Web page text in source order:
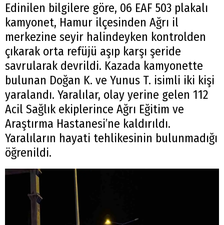
Edinilen bilgilere göre, 06 EAF 503 plakalı
kamyonet, Hamur ilçesinden Ağrı il
merkezine seyir halindeyken kontrolden
çıkarak orta refüjü aşıp karşı şeride
savrularak devrildi. Kazada kamyonette
bulunan Doğan K. ve Yunus T. isimli iki kişi
yaralandı. Yaralılar, olay yerine gelen 112
Acil Sağlık ekiplerince Ağrı Eğitim ve
Araştırma Hastanesi’ne kaldırıldı.
Yaralıların hayati tehlikesinin bulunmadığı
öğrenildi.